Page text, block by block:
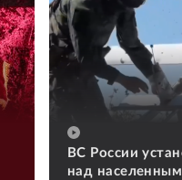
ВС России
над